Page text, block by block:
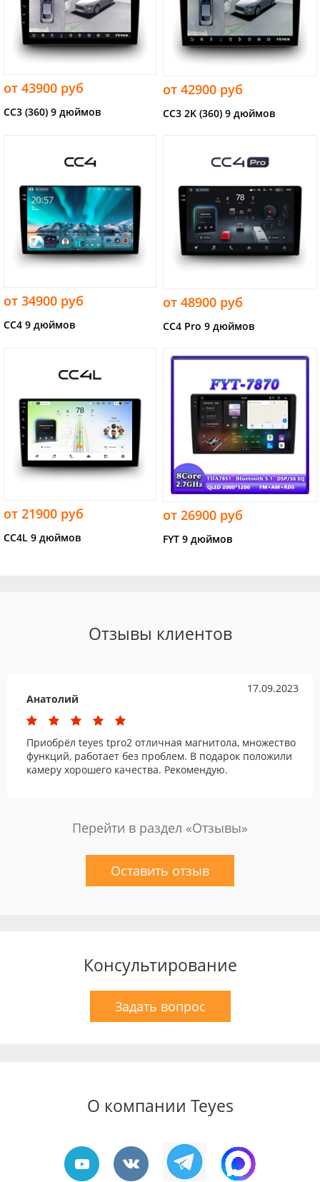
от 43900 руб
CC3 (360) 9 дюймов
от 42900 руб
CC3 2K (360) 9 дюймов
от 34900 руб
CC4 9 дюймов
от 48900 руб
CC4 Pro 9 дюймов
от 21900 руб
CC4L 9 дюймов
от 26900 руб
FYT 9 дюймов
Отзывы клиентов
17.09.2023
Анатолий
Приобрёл teyes tpro2 отличная магнитола, множество
функций, работает без проблем. В подарок положили
камеру хорошего качества. Рекомендую.
Перейти в раздел «Отзывы»
Оставить отзыв
Консультирование
Задать вопрос
О компании Teyes